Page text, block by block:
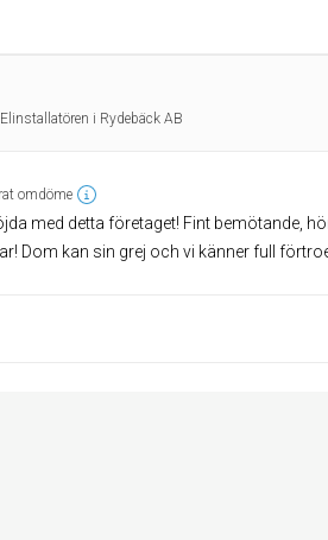
i Rydebäck AB
omdöme
med detta företaget! Fint bemötande,
Dom kan sin grej och vi känner full